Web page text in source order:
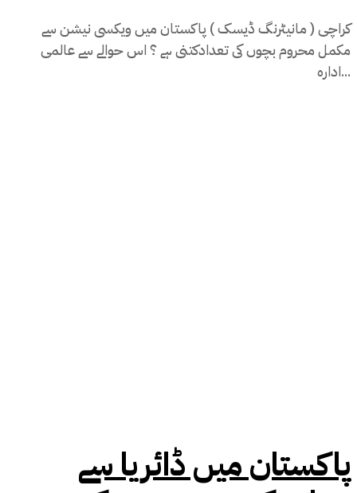
کراچی ( مانیٹرنگ ڈیسک ) پاکستان میں ویکسی نیشن سے
مکمل محروم بچوں کی تعدادکتنی ہے ؟ اس حوالے سے عالمی
ادارہ...
پاکستان میں ڈائریا سے